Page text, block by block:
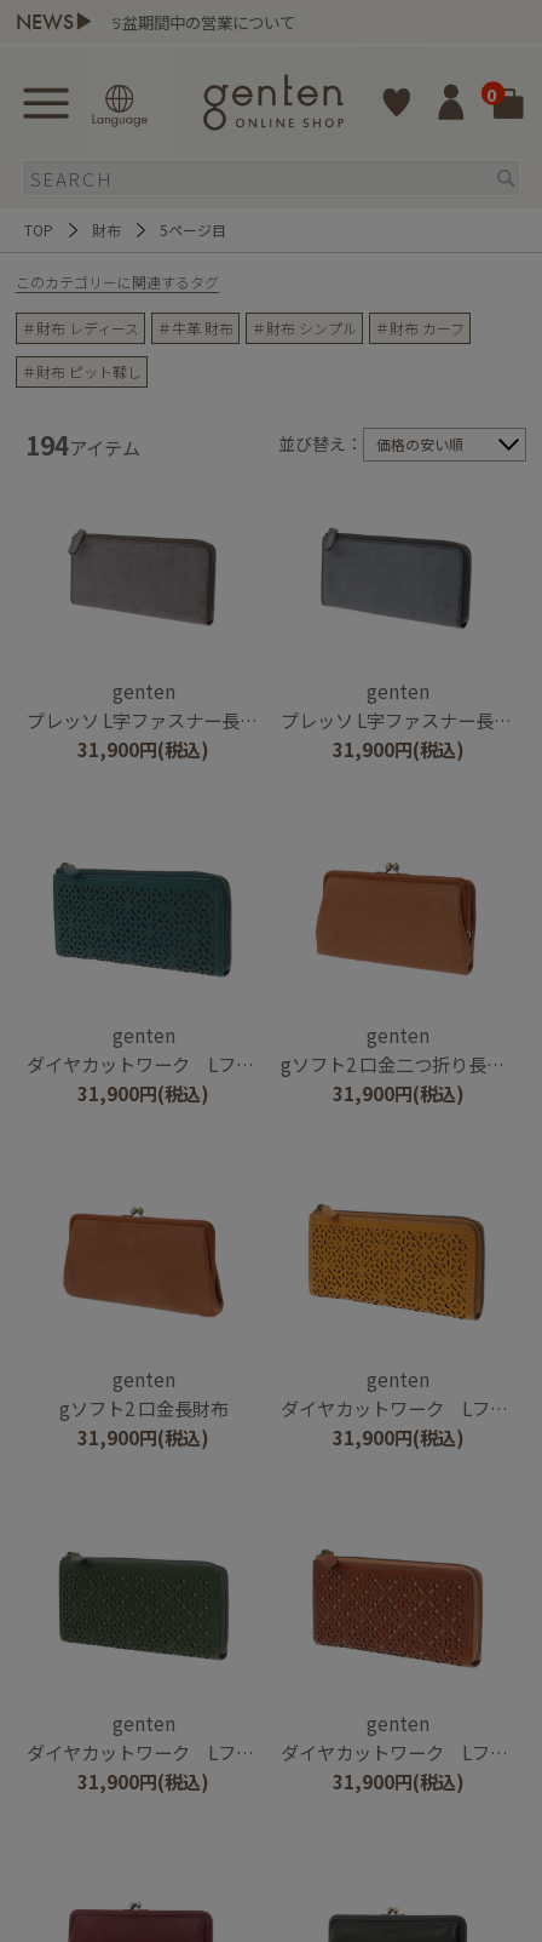
NEWS▶
盆期間中の営業について
0
TOP 財布 5ページ目
このカテゴリーに関連するタグ
＃財布 レディース ＃牛革 財布 ＃財布 シンプル ＃財布 カーフ
＃財布 ピット鞣し
194アイテム 並び替え： 価格の安い順
genten
プレッソ L字ファスナー長財布
31,900円(税込)
genten
プレッソ L字ファスナー長財布
31,900円(税込)
genten
ダイヤカットワーク Lファスナー長財布
31,900円(税込)
genten
gソフト2 口金二つ折り長財布
31,900円(税込)
genten
gソフト2 口金長財布
31,900円(税込)
genten
ダイヤカットワーク Lファスナー長財布
31,900円(税込)
genten
ダイヤカットワーク Lファスナー長財布
31,900円(税込)
genten
ダイヤカットワーク Lファスナー長財布
31,900円(税込)